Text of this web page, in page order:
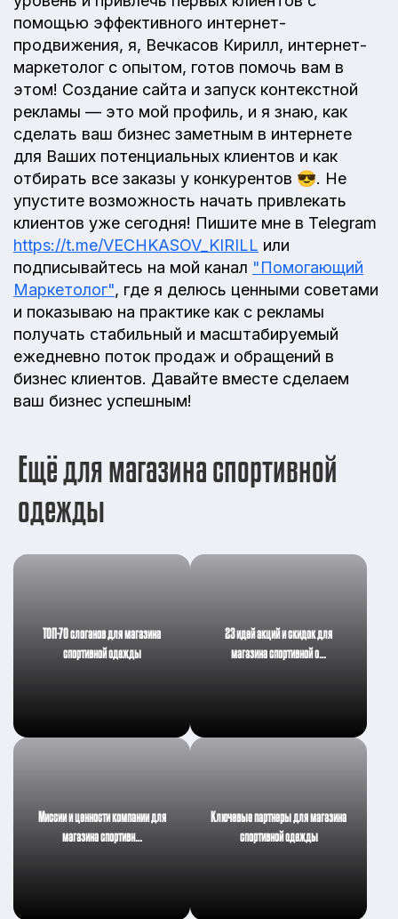
помощью эффективного интернет-
продвижения, я, Вечкасов Кирилл, интернет-
маркетолог с опытом, готов помочь вам в
этом! Создание сайта и запуск контекстной
рекламы — это мой профиль, и я знаю, как
сделать ваш бизнес заметным в интернете
для Ваших потенциальных клиентов и как
отбирать все заказы у конкурентов 😎. Не
упустите возможность начать привлекать
клиентов уже сегодня! Пишите мне в Telegram
https://t.me/VECHKASOV_KIRILL или
подписывайтесь на мой канал "Помогающий
Маркетолог", где я делюсь ценными советами
и показываю на практике как с рекламы
получать стабильный и масштабируемый
ежедневно поток продаж и обращений в
бизнес клиентов. Давайте вместе сделаем
ваш бизнес успешным!
Ещё для магазина спортивной
одежды
ТОП-70 слоганов для магазина
спортивной одежды
23 идей акций и скидок для
магазина спортивной о…
Миссии и ценности компании для
магазина спортивн…
Ключевые партнеры для магазина
спортивной одежды